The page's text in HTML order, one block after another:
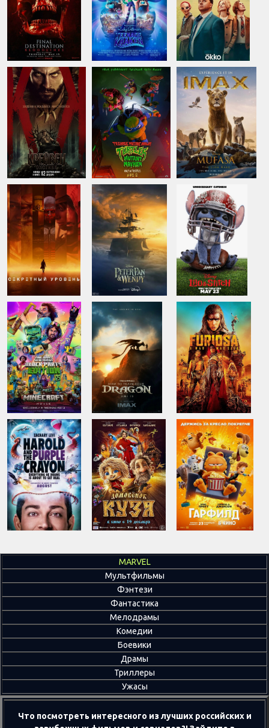
MARVEL
Мультфильмы
Фэнтези
Фантастика
Мелодрамы
Комедии
Боевики
Драмы
Триллеры
Ужасы
Что посмотреть интересного из лучших российских и